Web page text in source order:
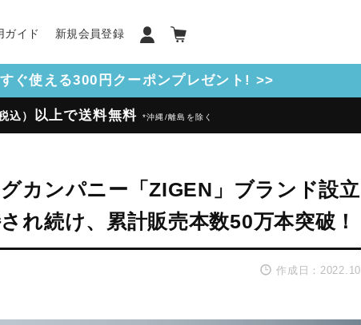
ガイド 新規会員登録
ぐ使える300円クーポンプレゼント! >>
込） 以上で送料無料 *沖縄/離島を除く
カンパニー「ZIGEN」ブランド設立
れ続け、累計販売本数50万本突破！
作成日：2022.10